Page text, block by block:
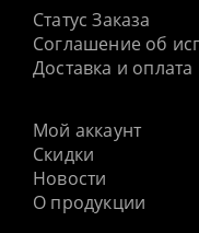
Статус Заказа
Соглашение об
Доставка и оплата
Мой аккаунт
Скидки
Новости
О продукции